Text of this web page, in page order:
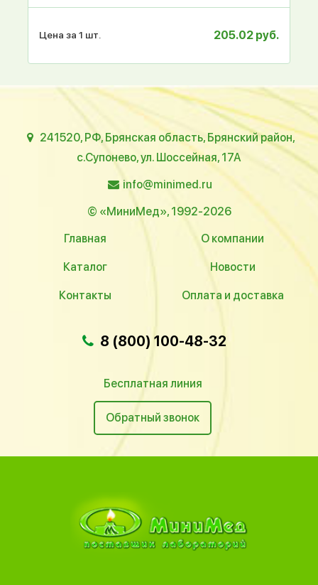
Цена за 1 шт. 205.02 руб.
241520, РФ, Брянская область, Брянский район,
с.Супонево, ул. Шоссейная, 17А
info@minimed.ru
© «МиниМед», 1992-2026
Главная
О компании
Каталог Новости
Контакты Оплата и доставка
8 (800) 100-48-32
Бесплатная линия
Обратный звонок